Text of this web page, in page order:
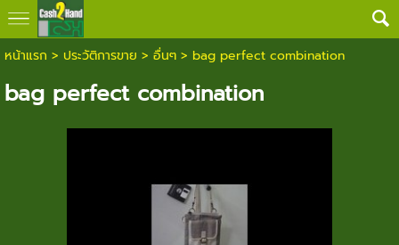
หน้าแรก > ประวัติการขาย > อื่นๆ> bag perfect combination
bag perfect combination